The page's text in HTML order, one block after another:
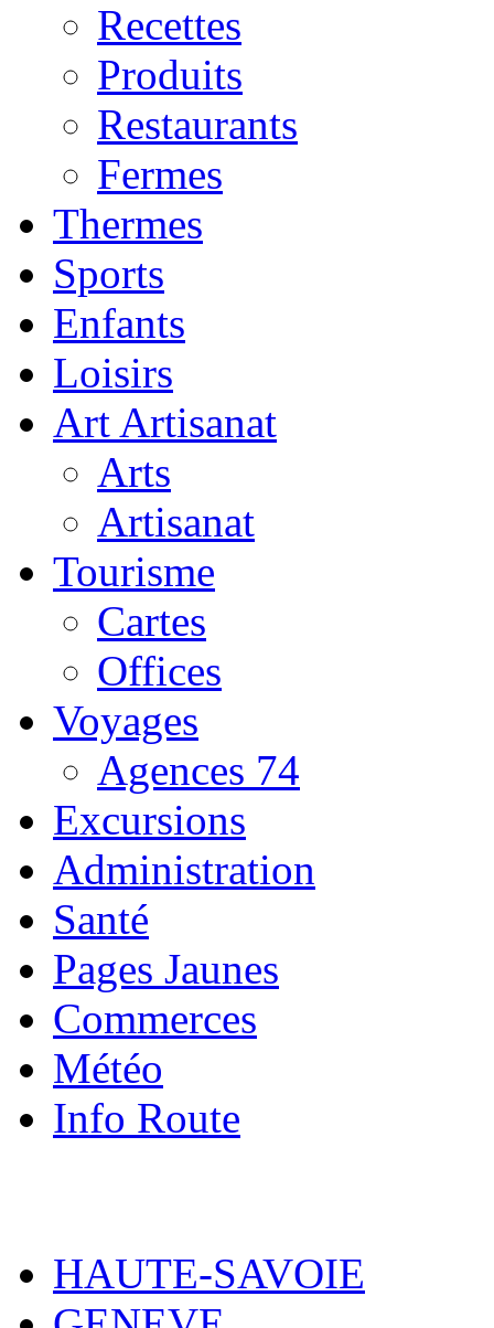
Recettes
Produits
Restaurants
Fermes
Thermes
Sports
Enfants
Loisirs
Art Artisanat
Arts
Artisanat
Tourisme
Cartes
Offices
Voyages
Agences 74
Excursions
Administration
Santé
Pages Jaunes
Commerces
Météo
Info Route
HAUTE-SAVOIE